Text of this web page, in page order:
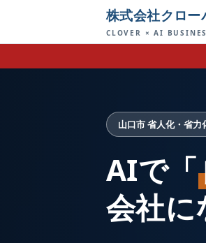
株式会社クロー
CLOVER × AI
山口市 省人化・省
AIで「
会社に